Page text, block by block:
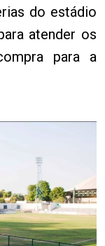
do estádio
atender os
para a